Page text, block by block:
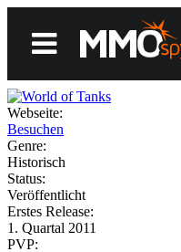
Webseite:
Besuchen
Genre:
Historisch
Status:
Veröffentlicht
Erstes Release:
1. Quartal 2011
PVP: